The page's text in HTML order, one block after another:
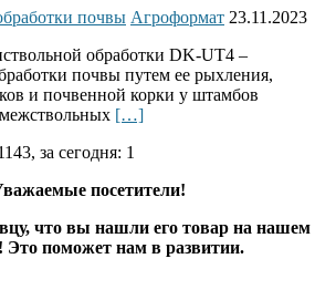
почвы Агроформат 23.11.2023
обработки DK-UT4 –
почвы путем ее рыхлeния,
и почвенной корки у штамбов
[…]
за сегодня: 1
посетители!
что вы нашли его товар на нашем
Это поможет нам в развитии.